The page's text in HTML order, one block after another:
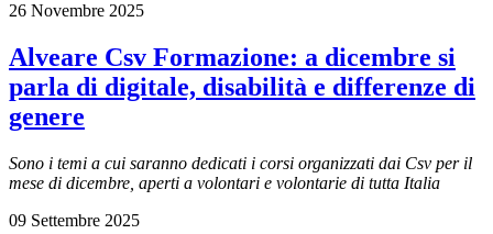
26 Novembre 2025
Alveare Csv Formazione: a dicembre si
parla di digitale, disabilità e differenze di
genere
Sono i temi a cui saranno dedicati i corsi organizzati dai Csv per il
mese di dicembre, aperti a volontari e volontarie di tutta Italia
09 Settembre 2025